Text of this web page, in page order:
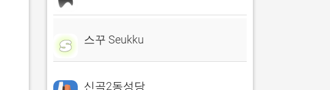
스꾸 Seukku
신곡2동성당